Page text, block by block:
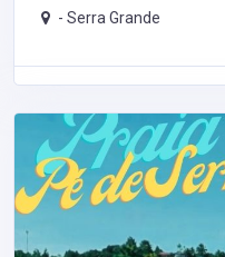
- Serra Grande